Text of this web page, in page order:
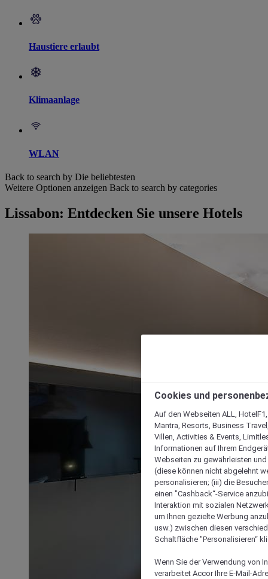
Haustiere erlaubt
Klimaanlage
WLAN
Back to search by Die beliebtesten
Weitere Optionen anzeigen Back to search by categories
Lissabon: Entdecken Sie unsere Hotels
Cookies und
Auf den Webseiten ALL,
Mantra, Resorts, Business
Villen, Activities & Events,
Informationen auf Ihrem
Webseiten zu gewährleisten
(diese können nicht abgelehnt
personalisieren; (iii) die
einen "Cashback“-Service
Interaktion mit sozialen
um Ihnen gezielte Werbung
usw.) zwischen diesen
Schaltfläche "Personalisieren“
Wenn Sie der Verwendung von
verarbeitet Accor Ihre E-Mail-